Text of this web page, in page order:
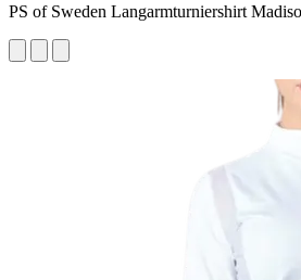
PS of Sweden Langarmturniershirt